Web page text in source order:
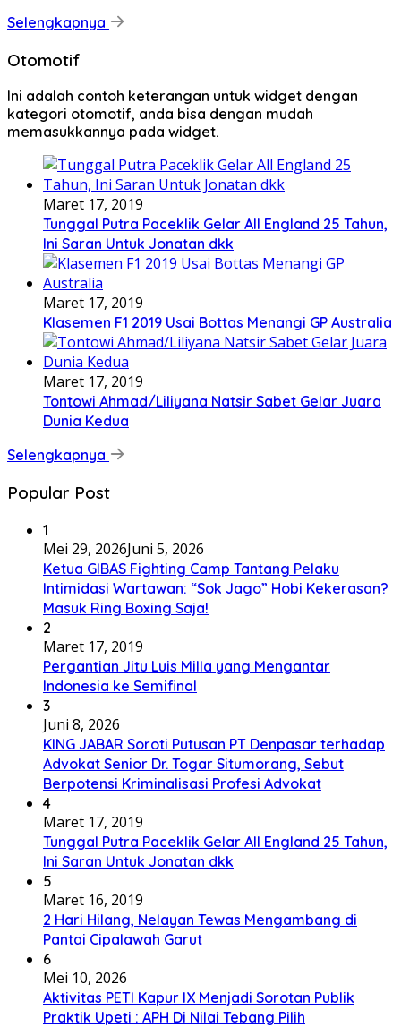
Selengkapnya
Otomotif
Ini adalah contoh keterangan untuk widget dengan
kategori otomotif, anda bisa dengan mudah
memasukkannya pada widget.
Maret 17, 2019
Tunggal Putra Paceklik Gelar All England 25 Tahun,
Ini Saran Untuk Jonatan dkk
Maret 17, 2019
Klasemen F1 2019 Usai Bottas Menangi GP Australia
Maret 17, 2019
Tontowi Ahmad/Liliyana Natsir Sabet Gelar Juara
Dunia Kedua
Selengkapnya
Popular Post
1
Mei 29, 2026Juni 5, 2026
Ketua GIBAS Fighting Camp Tantang Pelaku
Intimidasi Wartawan: “Sok Jago” Hobi Kekerasan?
Masuk Ring Boxing Saja!
2
Maret 17, 2019
Pergantian Jitu Luis Milla yang Mengantar
Indonesia ke Semifinal
3
Juni 8, 2026
KING JABAR Soroti Putusan PT Denpasar terhadap
Advokat Senior Dr. Togar Situmorang, Sebut
Berpotensi Kriminalisasi Profesi Advokat
4
Maret 17, 2019
Tunggal Putra Paceklik Gelar All England 25 Tahun,
Ini Saran Untuk Jonatan dkk
5
Maret 16, 2019
2 Hari Hilang, Nelayan Tewas Mengambang di
Pantai Cipalawah Garut
6
Mei 10, 2026
Aktivitas PETI Kapur IX Menjadi Sorotan Publik
Praktik Upeti : APH Di Nilai Tebang Pilih